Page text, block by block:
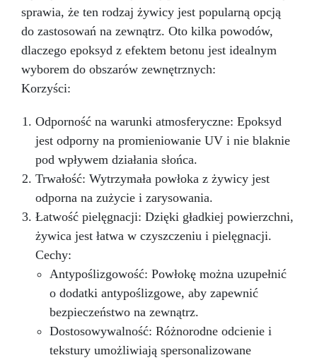
sprawia, że ten rodzaj żywicy jest popularną opcją
do zastosowań na zewnątrz. Oto kilka powodów,
dlaczego epoksyd z efektem betonu jest idealnym
wyborem do obszarów zewnętrznych:
Korzyści:
Odporność na warunki atmosferyczne: Epoksyd
jest odporny na promieniowanie UV i nie blaknie
pod wpływem działania słońca.
Trwałość: Wytrzymała powłoka z żywicy jest
odporna na zużycie i zarysowania.
Łatwość pielęgnacji: Dzięki gładkiej powierzchni,
żywica jest łatwa w czyszczeniu i pielęgnacji.
Cechy:
Antypoślizgowość: Powłokę można uzupełnić
o dodatki antypoślizgowe, aby zapewnić
bezpieczeństwo na zewnątrz.
Dostosowywalność: Różnorodne odcienie i
tekstury umożliwiają spersonalizowane